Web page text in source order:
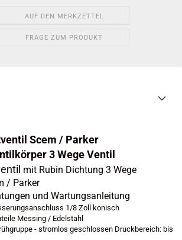
AUF DEN MERKZETTEL
FRAGE ZUM PRODUKT
Scem / Parker
3 Wege Ventil
mit Rubin Dichtung 3 Wege
/ Parker
und Wartungsanleitung
1/8 Zoll konisch
Messing / Edelstahl
- stromlos geschlossen Druckbereich: bis